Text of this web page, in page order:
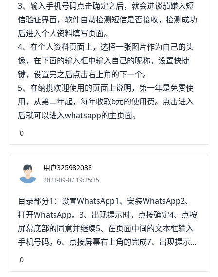
3、输入手机号码点击确定之后，就会进谈茄嫌入短
信验证界面，软件自动检测短信是否接收，检测成功
后进入个人资料填写页面。
4、在个人资料页面上，选择一张图片作为自己的头
像，在下面的输入框中输入自己的昵称，设置快捷
键，设置完之后点击右上角的下一个。
5、在纳携欢迎使用的页面上说明，第一年是免费使
用，从第二年起，每年收取6元的使用费。点击进入
后就可以进入whatsapp的主页面。
0
用户325982038
2023-09-07 19:25:35
目录部分1：设置WhatsApp1、安装WhatsApp2、
打开WhatsApp。3、出现提示时，点按确定4、点按
屏幕底部的同意并继续5、在页面中间的文本框输入
手机号码。6、点按屏幕右上角的完成7、出现提示
时，点按确定8、打开手机的消息应用，也就是你平
时收发短信的应用。9、点按来自WhatsApp的消
0